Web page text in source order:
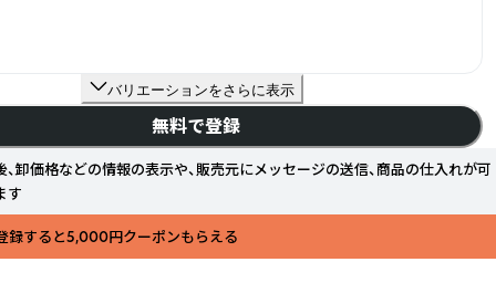
バリエーションをさらに表示
無料で登録
、卸価格などの情報の表示や、販売元にメッセージの送信、商品の仕入れが可
す
登録すると5,000円クーポンもらえる